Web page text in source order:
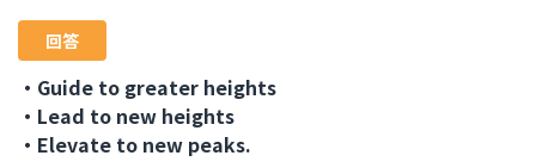
回答
・Guide to greater heights
・Lead to new heights
・Elevate to new peaks.